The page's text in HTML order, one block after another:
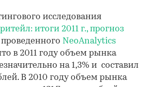
исследования
итоги 2011 г., прогноз
проведенного NeoAnalytics
в 2011 году объем рынка
на 1,3% и составил
В 2010 году объем рынка